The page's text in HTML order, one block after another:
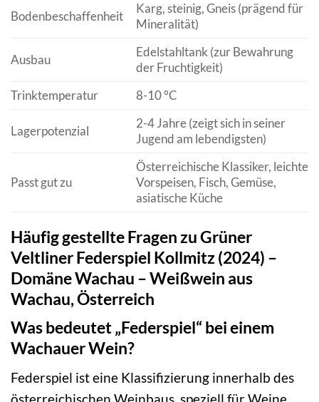
Bodenbeschaffenheit
Karg, steinig, Gneis (prägend für
Mineralität)
Ausbau
Edelstahltank (zur Bewahrung
der Fruchtigkeit)
Trinktemperatur
8-10 °C
Lagerpotenzial
2-4 Jahre (zeigt sich in seiner
Jugend am lebendigsten)
Passt gut zu
Österreichische Klassiker, leichte
Vorspeisen, Fisch, Gemüse,
asiatische Küche
Häufig gestellte Fragen zu Grüner
Veltliner Federspiel Kollmitz (2024) –
Domäne Wachau – Weißwein aus
Wachau, Österreich
Was bedeutet „Federspiel“ bei einem
Wachauer Wein?
Federspiel ist eine Klassifizierung innerhalb des
österreichischen Weinbaus, speziell für Weine